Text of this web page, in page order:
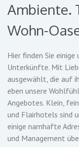
Ambiente.
Wohn-
Hier finden Sie
Unterkünfte. Mit
ausgewählt, die auf
eben unsere
Angebotes. Klein,
und Flairhotels sind
einige namhafte
und Management